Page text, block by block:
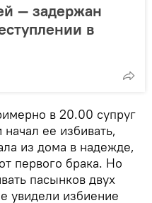
— задержан
в
в 20.00 супруг
ее избивать,
из дома в надежде,
первого брака. Но
пасынков двух
увидели избиение